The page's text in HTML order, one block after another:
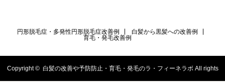
円形脱毛症・多発性円形脱毛症改善例
白髪から黒髪への改善例
育毛・発毛改善例
Copyright © 白髪の改善や予防防止・育毛・発毛のラ・フィーネラボAll rights